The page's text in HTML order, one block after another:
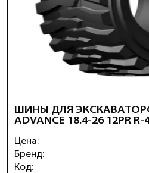
ШИНЫ ДЛЯ
ADVANCE 18.4-26 12PR R-
Цена:
Бренд:
Код: